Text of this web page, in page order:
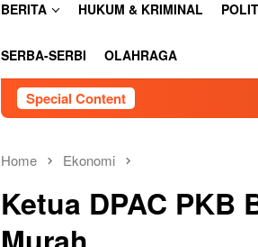
BERITA HUKUM & KRIMINAL
SERBA-SERBI OLAHRAGA
Special Content TNI AU Satrad
Home Ekonomi
Ketua DPAC PKB